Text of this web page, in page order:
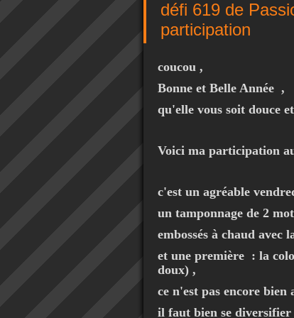
défi 619 de
participation
coucou ,
Bonne et Belle Année ,
qu'elle vous soit douce
Voici ma participation
c'est un agréable
un tamponnage de 2
embossés à chaud avec
et une première : la
doux) ,
ce n'est pas encore
il faut bien se diversifier